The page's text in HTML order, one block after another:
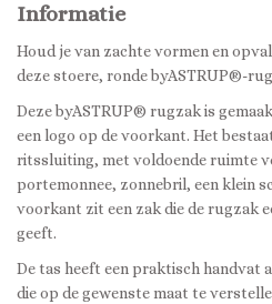
Informatie
Houd je van zachte vormen en
deze stoere, ronde byASTRUP®-
Deze byASTRUP® rugzak is
een logo op de voorkant. Het
ritssluiting, met voldoende ruimte
portemonnee, zonnebril, een klein
voorkant zit een zak die de rugzak
geeft.
De tas heeft een praktisch handvat
die op de gewenste maat te